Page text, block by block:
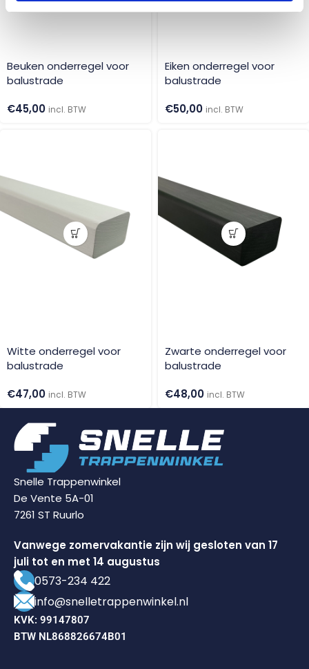
Beuken onderregel voor
balustrade
€45,00 incl. BTW
Eiken onderregel voor
balustrade
€50,00 incl. BTW
Witte onderregel voor
balustrade
€47,00 incl. BTW
Zwarte onderregel voor
balustrade
€48,00 incl. BTW
Snelle Trappenwinkel
De Vente 5A-01
7261 ST Ruurlo
Vanwege zomervakantie zijn wij gesloten van 17
juli tot en met 14 augustus
0573-234 422
info@snelletrappenwinkel.nl
KVK: 99147807
BTW NL868826674B01